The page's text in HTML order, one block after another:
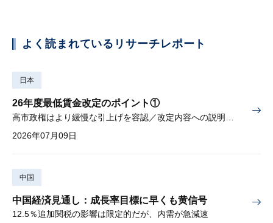
よく読まれているリサーチレポート
日本
26年度最低賃金改定のポイント①
2026年07月09日
中国
中国経済見通し：成長率目標に早くも黄信号
12.5％追加関税の影響は限定的だが、内需が急減速